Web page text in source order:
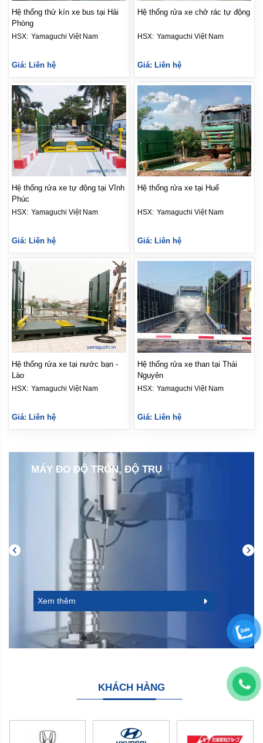
Hệ thống thử kín xe bus tại Hải
Phòng
Yamaguchi Việt Nam
Giá: Liên hệ
Hệ thống rửa xe chở rác tự động
HSX: Yamaguchi Việt Nam
Giá: Liên hệ
Hệ thống rửa xe tự động tại Vĩnh
Phúc
Yamaguchi Việt Nam
Giá: Liên hệ
Hệ thống rửa xe tại Huế
HSX: Yamaguchi Việt Nam
Giá: Liên hệ
Hệ thống rửa xe tại nước bạn -
Lào
Yamaguchi Việt Nam
Giá: Liên hệ
Hệ thống rửa xe than tại Thái
Nguyên
HSX: Yamaguchi Việt Nam
Giá: Liên hệ
BỘ GHI DỮ LIỆU DATA LOGGER
Xem thêm
KHÁCH HÀNG